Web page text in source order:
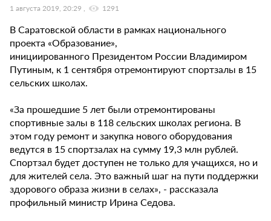
1 августа 2019, 20:29 1291
В Саратовской области в рамках национального
проекта «Образование»,
инициированного Президентом России Владимиром
Путиным, к 1 сентября отремонтируют спортзалы в 15
сельских школах.
«За прошедшие 5 лет были отремонтированы
спортивные залы в 118 сельских школах региона. В
этом году ремонт и закупка нового оборудования
ведутся в 15 спортзалах на сумму 19,3 млн рублей.
Спортзал будет доступен не только для учащихся, но и
для жителей села. Это важный шаг на пути поддержки
здорового образа жизни в селах», - рассказала
профильный министр Ирина Седова.